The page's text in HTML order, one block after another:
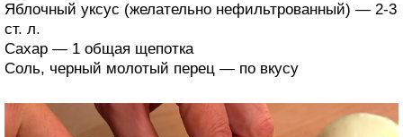
Яблочный уксус (желательно нефильтрованный) — 2-3
ст. л.
Сахар — 1 общая щепотка
Соль, черный молотый перец — по вкусу